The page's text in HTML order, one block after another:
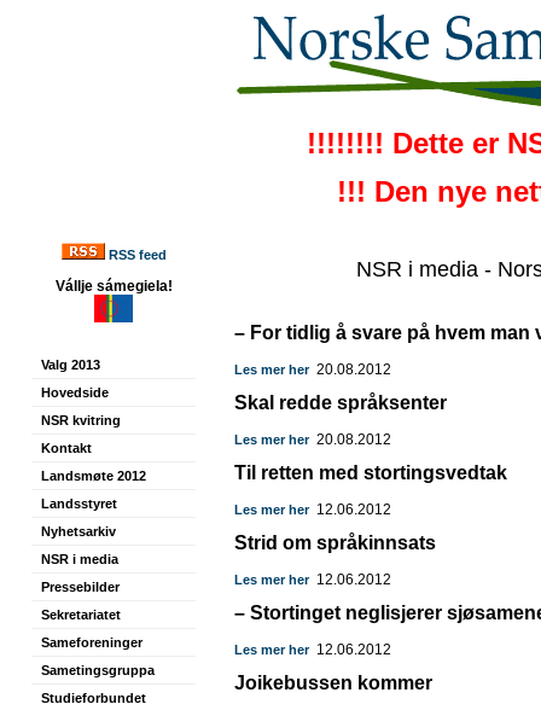
!!!!!!!! Dette er
!!! Den nye
RSS feed
Vállje sámegiela!
Valg 2013
Hovedside
NSR kvitring
Kontakt
Landsmøte 2012
Landsstyret
Nyhetsarkiv
NSR i media
Pressebilder
Sekretariatet
Sameforeninger
Sametingsgruppa
Studieforbundet
NSR i media -
– For tidlig å svare på hvem man
Les mer her20.08.2012
Skal redde språksenter
Les mer her20.08.2012
Til retten med stortingsvedtak
Les mer her12.06.2012
Strid om språkinnsats
Les mer her12.06.2012
– Stortinget neglisjerer
Les mer her12.06.2012
Joikebussen kommer